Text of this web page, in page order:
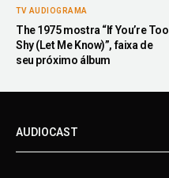
TV AUDIOGRAMA
The 1975 mostra “If You’re Too
Shy (Let Me Know)”, faixa de
seu próximo álbum
AUDIOCAST